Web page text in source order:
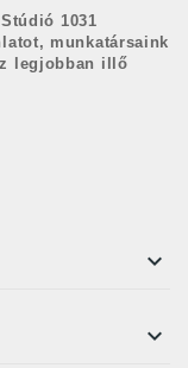
1031
munkatársaink
legjobban illő

